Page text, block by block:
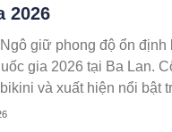
2026
giữ phong độ ổn
gia 2026 tại Ba Lan.
và xuất hiện nổi bật